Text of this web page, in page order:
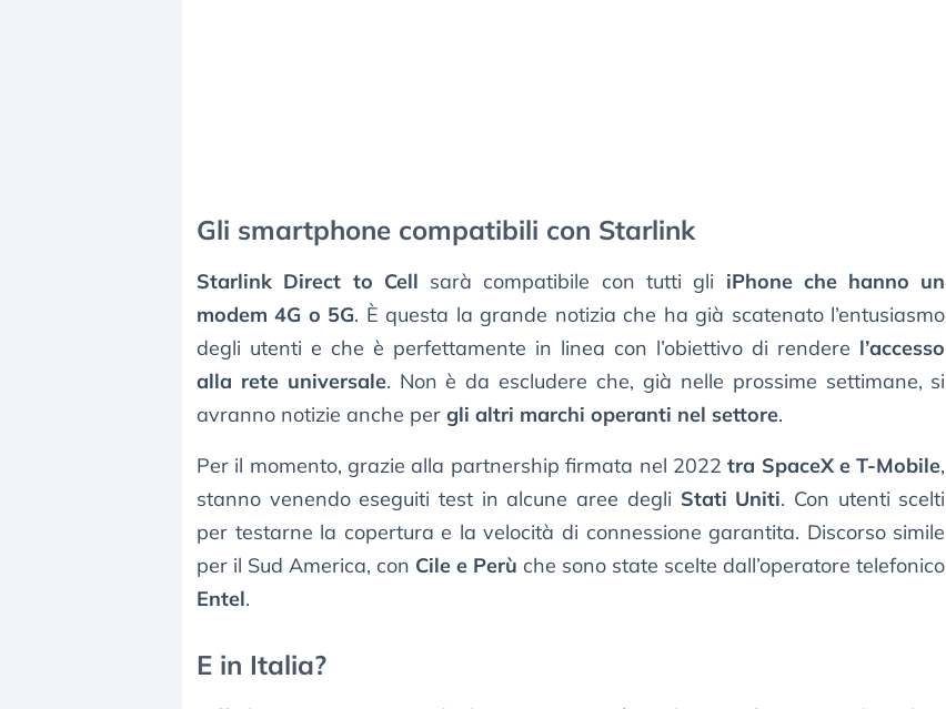
Gli smartphone compatibili con Starlink
Starlink Direct to Cell sarà compatibile con tutti gli iPhone che hanno un
modem 4G o 5G. È questa la grande notizia che ha già scatenato l’entusiasmo
degli utenti e che è perfettamente in linea con l’obiettivo di rendere l’accesso
alla rete universale. Non è da escludere che, già nelle prossime settimane, si
avranno notizie anche per gli altri marchi operanti nel settore.
Per il momento, grazie alla partnership firmata nel 2022tra SpaceX e T-Mobile,
stanno venendo eseguiti test in alcune aree degli Stati Uniti. Con utenti scelti
per testarne la copertura e la velocità di connessione garantita. Discorso simile
per il Sud America, con Cile e Perù che sono state scelte dall’operatore telefonico
Entel.
E in Italia?